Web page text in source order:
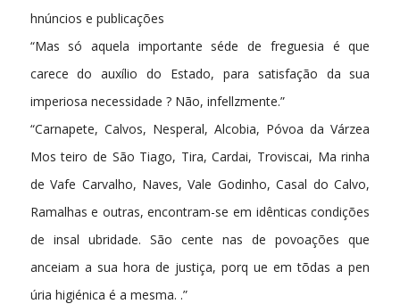
hnúncios e publicações
“Mas só aquela importante séde de freguesia é que
carece do auxílio do Estado, para satisfação da sua
imperiosa necessidade ? Não, infellzmente.”
“Carnapete, Calvos, Nesperal, Alcobia, Póvoa da Várzea
Mos­ teiro de São Tiago, Tira, Cardai, Troviscai, Ma rinha
de Vafe Carvalho, Naves, Vale Godinho, Casal do Calvo,
Ramalhas e outras, encontram-se em idênticas condições
de insal ubridade. São cente­ nas de povoações que
anceiam a sua hora de justiça, porq ue em tõdas a pen
úria higiénica é a mesma. .”